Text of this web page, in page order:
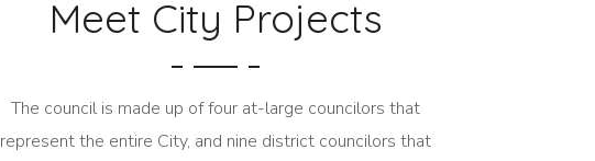
Meet City Projects
The council is made up of four at-large councilors that
represent the entire City, and nine district councilors that